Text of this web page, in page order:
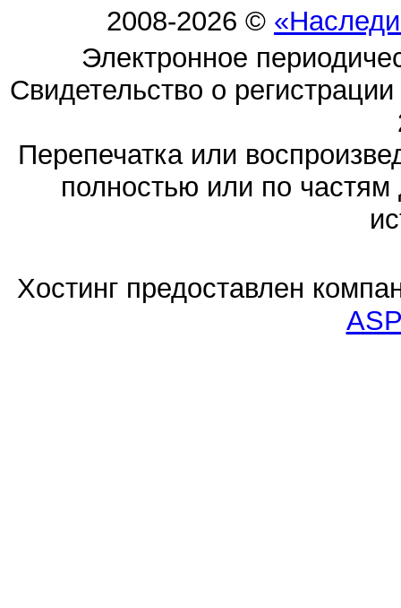
2008-2026 ©
Электронное
Свидетельство о
Перепечатка или
полностью или по частям
Хостинг предоставлен